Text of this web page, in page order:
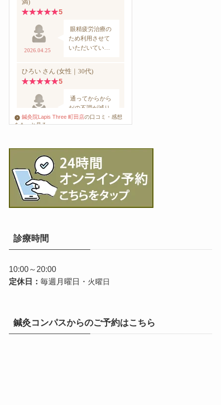
鍼灸院Lapis Three 町田店の口コミ・感想
をもっと見る
診療時間
10:00～20:00
定休日： 毎週月曜日・ 火曜日
鍼灸コンパスからのご予約はこちら